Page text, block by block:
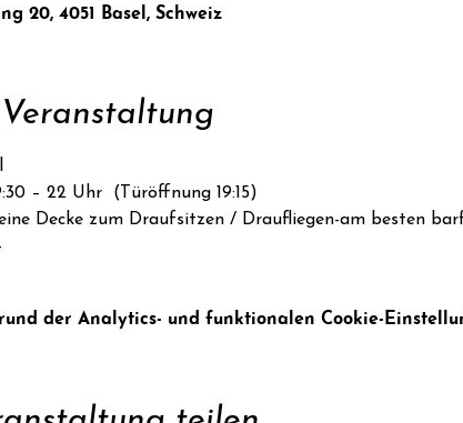
20, 4051 Basel, Schweiz
– 22 Uhr  (Türöffnung 19:15)
Decke zum Draufsitzen / Draufliegen-am besten
der Analytics- und funktionalen Cookie-